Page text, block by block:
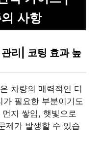
사항
리| 코팅 효과 높
차량의 매력적인 디
필요한 부분이기도
지 쌓임, 햇빛으로
제가 발생할 수 있습